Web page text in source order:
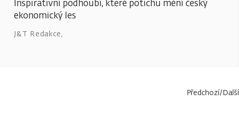
Inspirativní podhoubí, které potichu mění český
ekonomický les
J&T Redakce,
Předchozí/Další